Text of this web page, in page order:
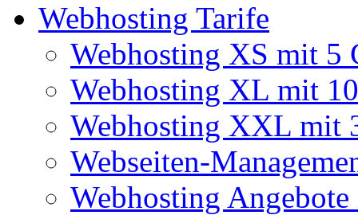
Webhosting Tarife
Webhosting XS mit 5
Webhosting XL mit
Webhosting XXL mit
Webseiten-
Webhosting